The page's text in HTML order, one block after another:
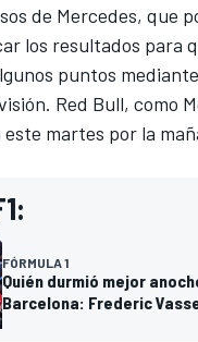
de Mercedes, que
los resultados para
puntos
Red Bull, como
martes por la
FÓRMULA 1
Quién durmió mejor
Barcelona: Frederic